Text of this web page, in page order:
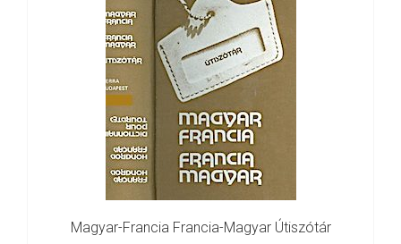
Magyar-Francia Francia-Magyar Útiszótár